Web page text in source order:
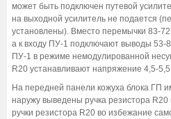
может быть подключен путевой
на выходной усилитель не подается
установлены). Вместо перемычки 83-
а к входу ПУ-1 подключают выводы
ПУ-1 в режиме немодулированной
R20 устанавливают напряжение 4,5-
На передней панели кожуха блока ГП
наружу выведены ручка резистора
ручки резистора R20 во избежание